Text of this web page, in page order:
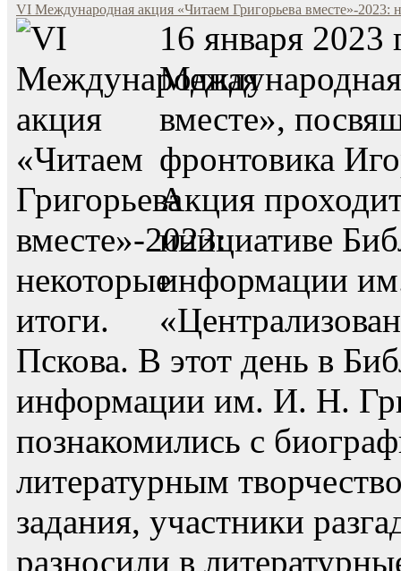
VI Международная акция «Читаем Григорьева вместе»-2023:
16 января 2023
вместе»,
фронтовика
Акция
инициативе
информации
Пскова. В этот день в
информации им. И. Н.
познакомились с
литературным
задания, участники
разносили в